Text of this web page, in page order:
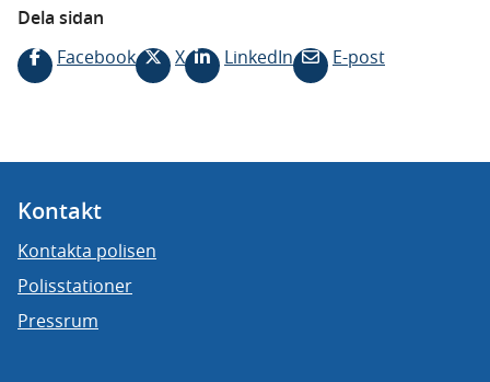
Dela sidan
Facebook
X LinkedIn E-post
Kontakt
Kontakta polisen
Polisstationer
Pressrum